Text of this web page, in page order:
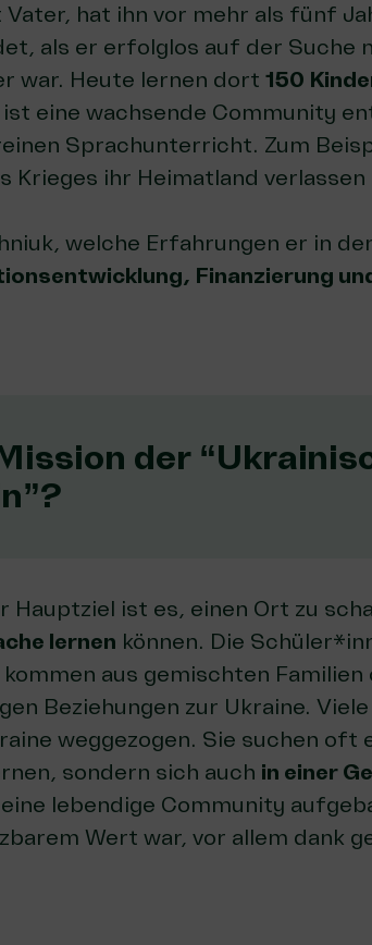
hat ihn vor mehr als fünf
als er erfolglos auf der Suche
war. Heute lernen dort 150
eine wachsende Community
Sprachunterricht. Zum
Krieges ihr Heimatland
welche Erfahrungen er in
Finanzierung
der
Hauptziel ist es, einen Ort zu
lernen können. Die
aus gemischten Familien
Beziehungen zur Ukraine.
weggezogen. Sie suchen oft
sondern sich auch in einer
lebendige Community
Wert war, vor allem dank